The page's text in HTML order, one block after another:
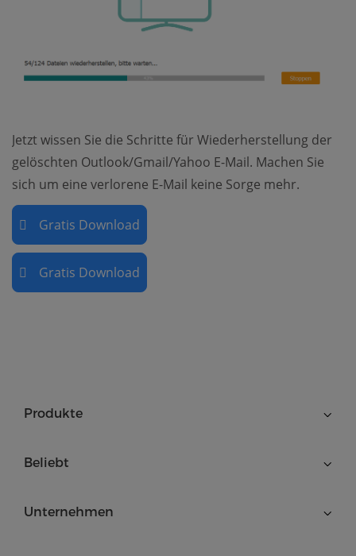
Jetzt wissen Sie die Schritte für Wiederherstellung der
gelöschten Outlook/Gmail/Yahoo E-Mail. Machen Sie
sich um eine verlorene E-Mail keine Sorge mehr.
Gratis Download
Gratis Download
Produkte
Beliebt
Unternehmen